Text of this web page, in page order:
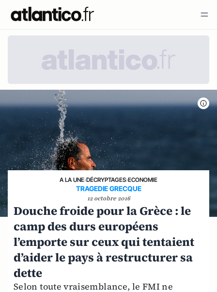
A LA UNE›DÉCRYPTAGES›ECONOMIE
TRAGEDIE GRECQUE
12 octobre 2016
Douche froide pour la Grèce : le
camp des durs européens
l’emporte sur ceux qui tentaient
d’aider le pays à restructurer sa
dette
Selon toute vraisemblance, le FMI ne